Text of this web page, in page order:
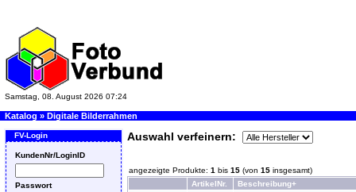
Samstag, 08. August 2026 07:24
Katalog » Digitale Bilderrahmen
FV-Login
KundenNr/LoginID
Passwort
Auswahl verfeinern:
angezeigte Produkte: 1 bis 15 (von 15 insgesamt)
ArtikelNr.
Beschreibung+